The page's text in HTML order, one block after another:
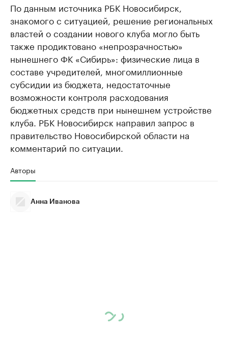
По данным источника РБК Новосибирск,
знакомого с ситуацией, решение региональных
властей о создании нового клуба могло быть
также продиктовано «непрозрачностью»
нынешнего ФК «Сибирь»: физические лица в
составе учредителей, многомиллионные
субсидии из бюджета, недостаточные
возможности контроля расходования
бюджетных средств при нынешнем устройстве
клуба. РБК Новосибирск направил запрос в
правительство Новосибирской области на
комментарий по ситуации.
Авторы
Анна Иванова